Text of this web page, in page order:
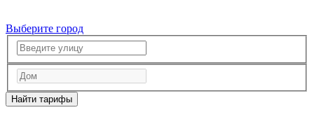
Выберите город
Найти тарифы